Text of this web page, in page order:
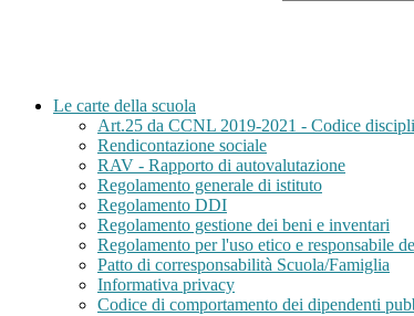
Le carte della scuola
Art.25 da CCNL 2019-2021 - Codice
Rendicontazione sociale
RAV - Rapporto di autovalutazione
Regolamento generale di istituto
Regolamento DDI
Regolamento gestione dei beni e inventari
Regolamento per l'uso etico e responsabile
Patto di corresponsabilità Scuola/Famiglia
Informativa privacy
Codice di comportamento dei dipendenti